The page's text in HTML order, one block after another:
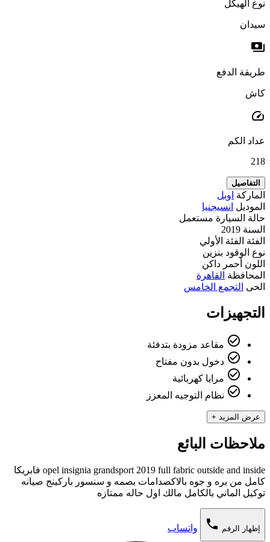
نوع الهيكل
سيدان
payments
طريقة الدفع
كاش
speed
عداد الكم
218
التفاصيل
الماركة اوبل
الموديل انسيجنيا
حالة السيارة مستعمل
السنة 2019
الفئة الفئة الأولي
نوع الوقود بنزين
اللون أحمر داكن
المحافظة القاهرة
الحى التجمع الخامس
التجهيزات
check_circle_outline مقاعد مزودة بتدفئة
check_circle_outline دخول بدون مفتاح
check_circle_outline مرايا كهربائية
check_circle_outline نظام التوجيه المعزز
عرض المزيد +
ملاحظات البائع
opel insignia grandsport 2019 full fabric outside and inside فابريكا
كامل من بره و جوه بالاكصدامات بصمه و سنسور باركينج صيانه
توكيل الماني بالكامل مالك اول حاله ممتازه
إظهار الرقم phone واتساب